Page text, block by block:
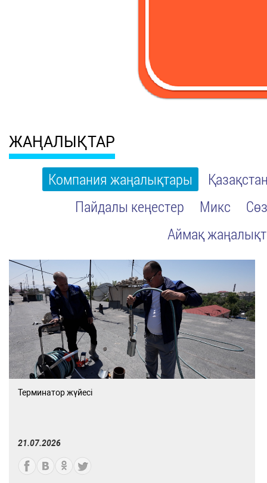
ЖАҢАЛЫҚТАР
Компания жаңалықтары
Пайдалы кеңестер
Микс
Аймақ
Терминатор жүйесі
21.07.2026